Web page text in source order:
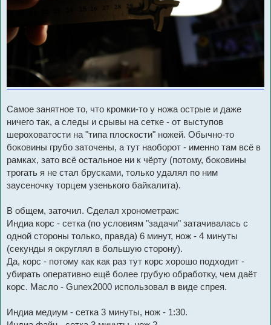
Самое занятное то, что кромки-то у ножа острые и даже
ничего так, а следы и срывы на сетке - от выступов
шероховатости на "типа плоскости" ножей. Обычно-то
боковины грубо заточены, а тут наоборот - именно там всё в
рамках, зато всё остальное ни к чёрту (потому, боковины
трогать я не стал брусками, только удалял по ним
заусеночку торцем узенького байкалита).
В общем, заточил. Сделал хронометраж:
Индиа корс - сетка (по условиям "задачи" затачивалась с
одной стороны только, правда) 6 минут, нож - 4 минуты
(секунды я округлял в большую сторону).
Да, корс - потому как как раз тут корс хорошо подходит -
убирать оперативно ещё более грубую обработку, чем даёт
корс. Масло - Gunex2000 использовал в виде спрея.
Индиа медиум - сетка 3 минуты, нож - 1:30.